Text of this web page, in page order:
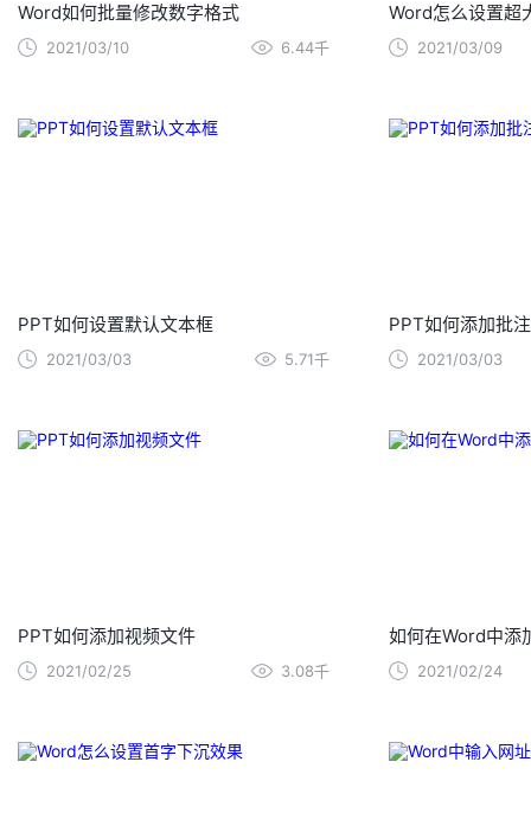
Word如何批量修改数字格式
2021/03/10 6.44千
Word怎么设置超
2021/03/09
PPT如何设置默认文本框
2021/03/03 5.71千
PPT如何添加批注
2021/03/03
PPT如何添加视频文件
2021/02/25 3.08千
如何在Word中添
2021/02/24